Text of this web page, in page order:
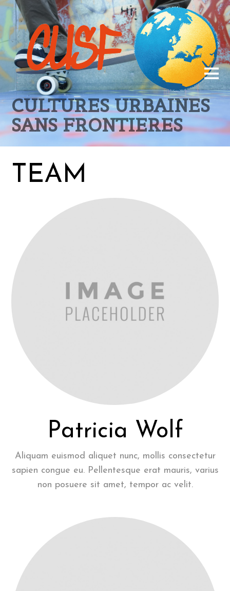
CULTURES URBAINES
SANS FRONTIERES
TEAM
Patricia Wolf
Aliquam euismod aliquet nunc, mollis consectetur
sapien congue eu. Pellentesque erat mauris, varius
non posuere sit amet, tempor ac velit.